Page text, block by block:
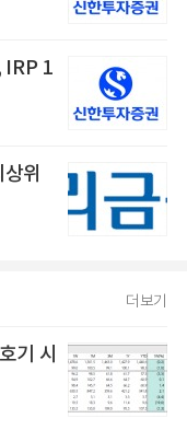
IRP 1
위
더보기
기 시